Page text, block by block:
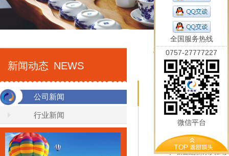
新闻动态 NEWS
公司新闻
行业新闻
您当前的位置是：首页
COMPANY NEWS
木蜡油用什么洗掉
木蜡油翻新家具虽
全国服务热线
0757-27777227
微信平台